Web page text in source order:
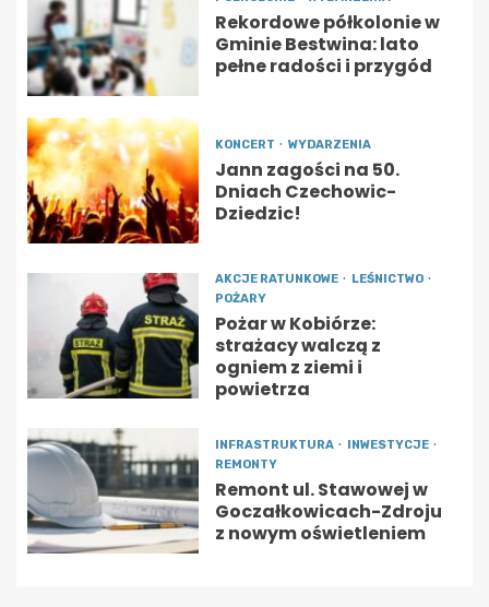
Rekordowe półkolonie w
Gminie Bestwina: lato
pełne radości i przygód
KONCERT WYDARZENIA
Jann zagości na 50.
Dniach Czechowic-
Dziedzic!
AKCJE RATUNKOWE
LEŚNICTWO
POŻARY
Pożar w Kobiórze:
strażacy walczą z
ogniem z ziemi i
powietrza
INFRASTRUKTURA
INWESTYCJE
REMONTY
Remont ul. Stawowej w
Goczałkowicach-Zdroju
z nowym oświetleniem